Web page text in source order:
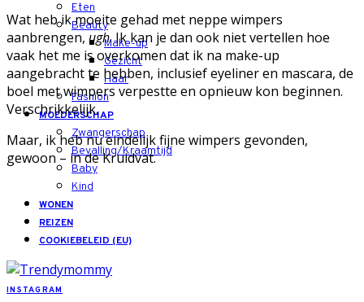
Eten
Beauty
Make-up
Gezicht
Haar
Fashion
MOEDERSCHAP
Zwangerschap
Bevalling/Kraamtijd
Baby
Kind
WONEN
REIZEN
COOKIEBELEID (EU)
INSTAGRAM
Wat heb ik moeite gehad met neppe wimpers
aanbrengen, ugh. Ik kan je dan ook niet vertellen hoe
vaak het me is overkomen dat ik na make-up
aangebracht te hebben, inclusief eyeliner en mascara, de
boel met wimpers verpestte en opnieuw kon beginnen.
Verschrikkelijk.
Maar, ik heb nu eindelijk fijne wimpers gevonden,
gewoon – in de Kruidvat.